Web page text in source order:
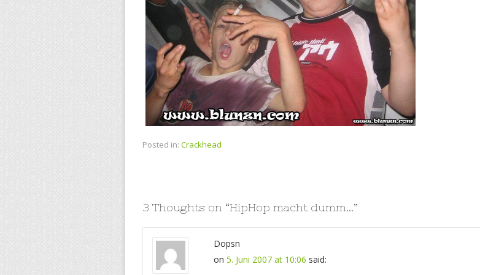
Posted in: Crackhead
3 Thoughts on “HipHop macht dumm…”
Dopsn
on 5. Juni 2007 at 10:06 said: